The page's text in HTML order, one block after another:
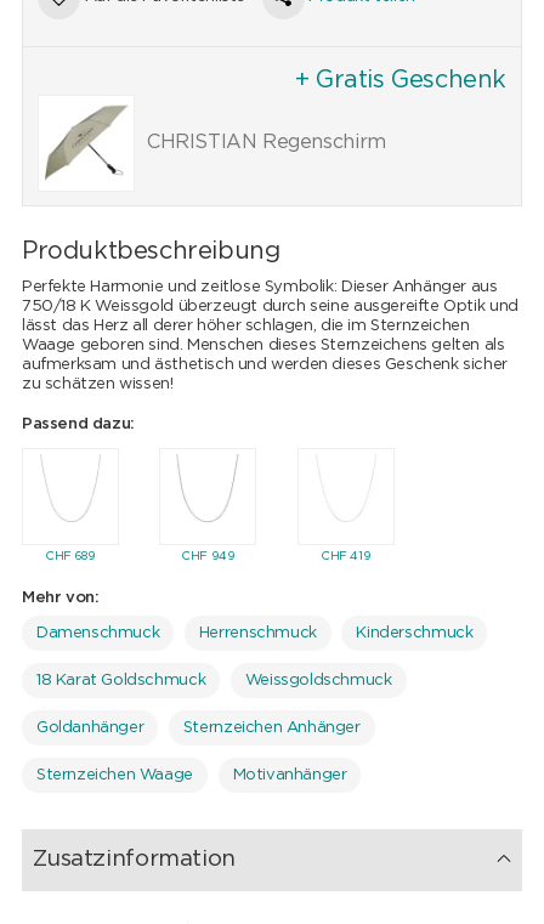
+ Gratis Geschenk
CHRISTIAN Regenschirm
Produktbeschreibung
Perfekte Harmonie und zeitlose Symbolik: Dieser Anhänger aus
750/18 K Weissgold überzeugt durch seine ausgereifte Optik und
lässt das Herz all derer höher schlagen, die im Sternzeichen
Waage geboren sind. Menschen dieses Sternzeichens gelten als
aufmerksam und ästhetisch und werden dieses Geschenk sicher
zu schätzen wissen!
Passend dazu:
CHF 689 CHF949 CHF419
Mehr von:
Damenschmuck Herrenschmuck Kinderschmuck
18 Karat Goldschmuck Weissgoldschmuck
Goldanhänger Sternzeichen Anhänger
Sternzeichen Waage Motivanhänger
Zusatzinformation